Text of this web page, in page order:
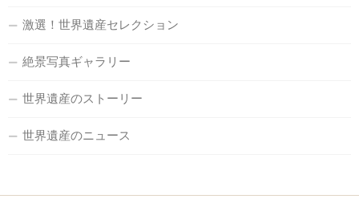
激選！世界遺産セレクション
絶景写真ギャラリー
世界遺産のストーリー
世界遺産のニュース